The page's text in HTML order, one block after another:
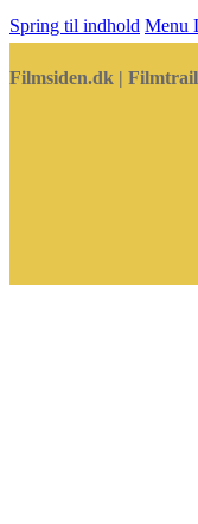
Spring til indhold Menu
Filmsiden.dk |